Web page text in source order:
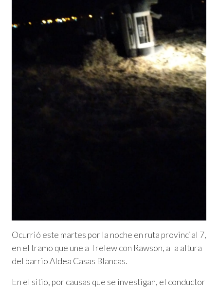
Ocurrió este martes por la noche en ruta provincial 7,
en el tramo que une a Trelew con Rawson, a la altura
del barrio Aldea Casas Blancas.
En el sitio, por causas que se investigan, el conductor